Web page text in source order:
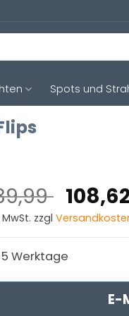
Spots und
Preis
239,99
108,62
MwSt. zzgl
Werktage
E-